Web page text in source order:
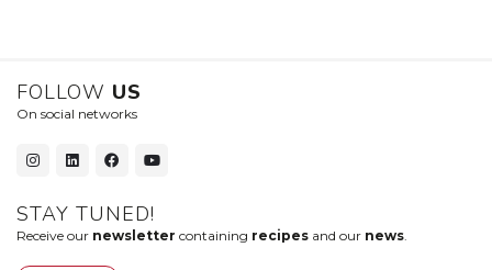
FOLLOW US
On social networks
STAY TUNED!
Receive our newsletter containing recipes and our news.